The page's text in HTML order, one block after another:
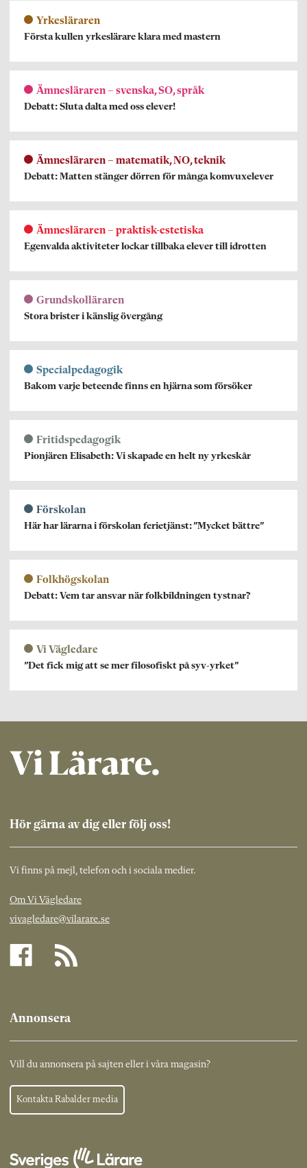
Yrkesläraren
Första kullen yrkeslärare klara med mastern
Ämnesläraren – svenska, SO, språk
Debatt: Sluta dalta med oss elever!
Ämnesläraren – matematik, NO, teknik
Debatt: Matten stänger dörren för många komvuxelever
Ämnesläraren – praktisk-estetiska
Egenvalda aktiviteter lockar tillbaka elever till idrotten
Grundskolläraren
Stora brister i känslig övergång
Specialpedagogik
Bakom varje beteende finns en hjärna som försöker
Fritidspedagogik
Pionjären Elisabeth: Vi skapade en helt ny yrkeskår
Förskolan
Här har lärarna i förskolan ferietjänst: ”Mycket bättre”
Folkhögskolan
Debatt: Vem tar ansvar när folkbildningen tystnar?
Vi Vägledare
”Det fick mig att se mer filosofiskt på syv-yrket”
Hör gärna av dig eller följ oss!
Vi finns på mejl, telefon och i sociala medier.
Om Vi Vägledare
vivagledare@vilarare.se
Annonsera
Vill du annonsera på sajten eller i våra magasin?
Kontakta Rabalder media